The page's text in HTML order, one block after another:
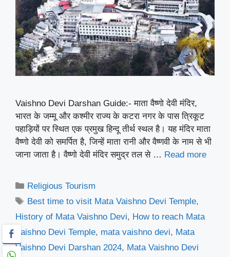
Vaishno Devi Darshan Guide:- माता वैष्णो देवी मंदिर,
भारत के जम्मू और कश्मीर राज्य के कटरा नगर के पास त्रिकूट
पहाड़ियों पर स्थित एक प्रमुख हिन्दू तीर्थ स्थल है। यह मंदिर माता
वैष्णो देवी को समर्पित है, जिन्हें माता रानी और वैष्णवी के नाम से भी
जाना जाता है। वैष्णो देवी मंदिर समुद्र तल से … Read more
Categories
Religious Tourism
Tags
Best time to visit Mata Vaishno Devi Temple,
History of Mata Vaishno Devi, How to reach Mata
Vaishno Devi Temple, mata vaishno devi, Mata
Vaishno Devi Darshan 2024, Mata Vaishno Devi